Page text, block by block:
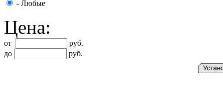
- Любые
Цена:
от
руб.
до
руб.